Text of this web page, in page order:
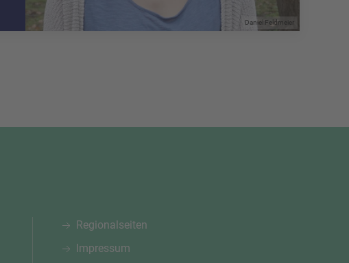
Daniel Feldmeier
Regionalseiten
Impressum